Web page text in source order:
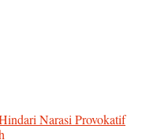
Narasi Provokatif